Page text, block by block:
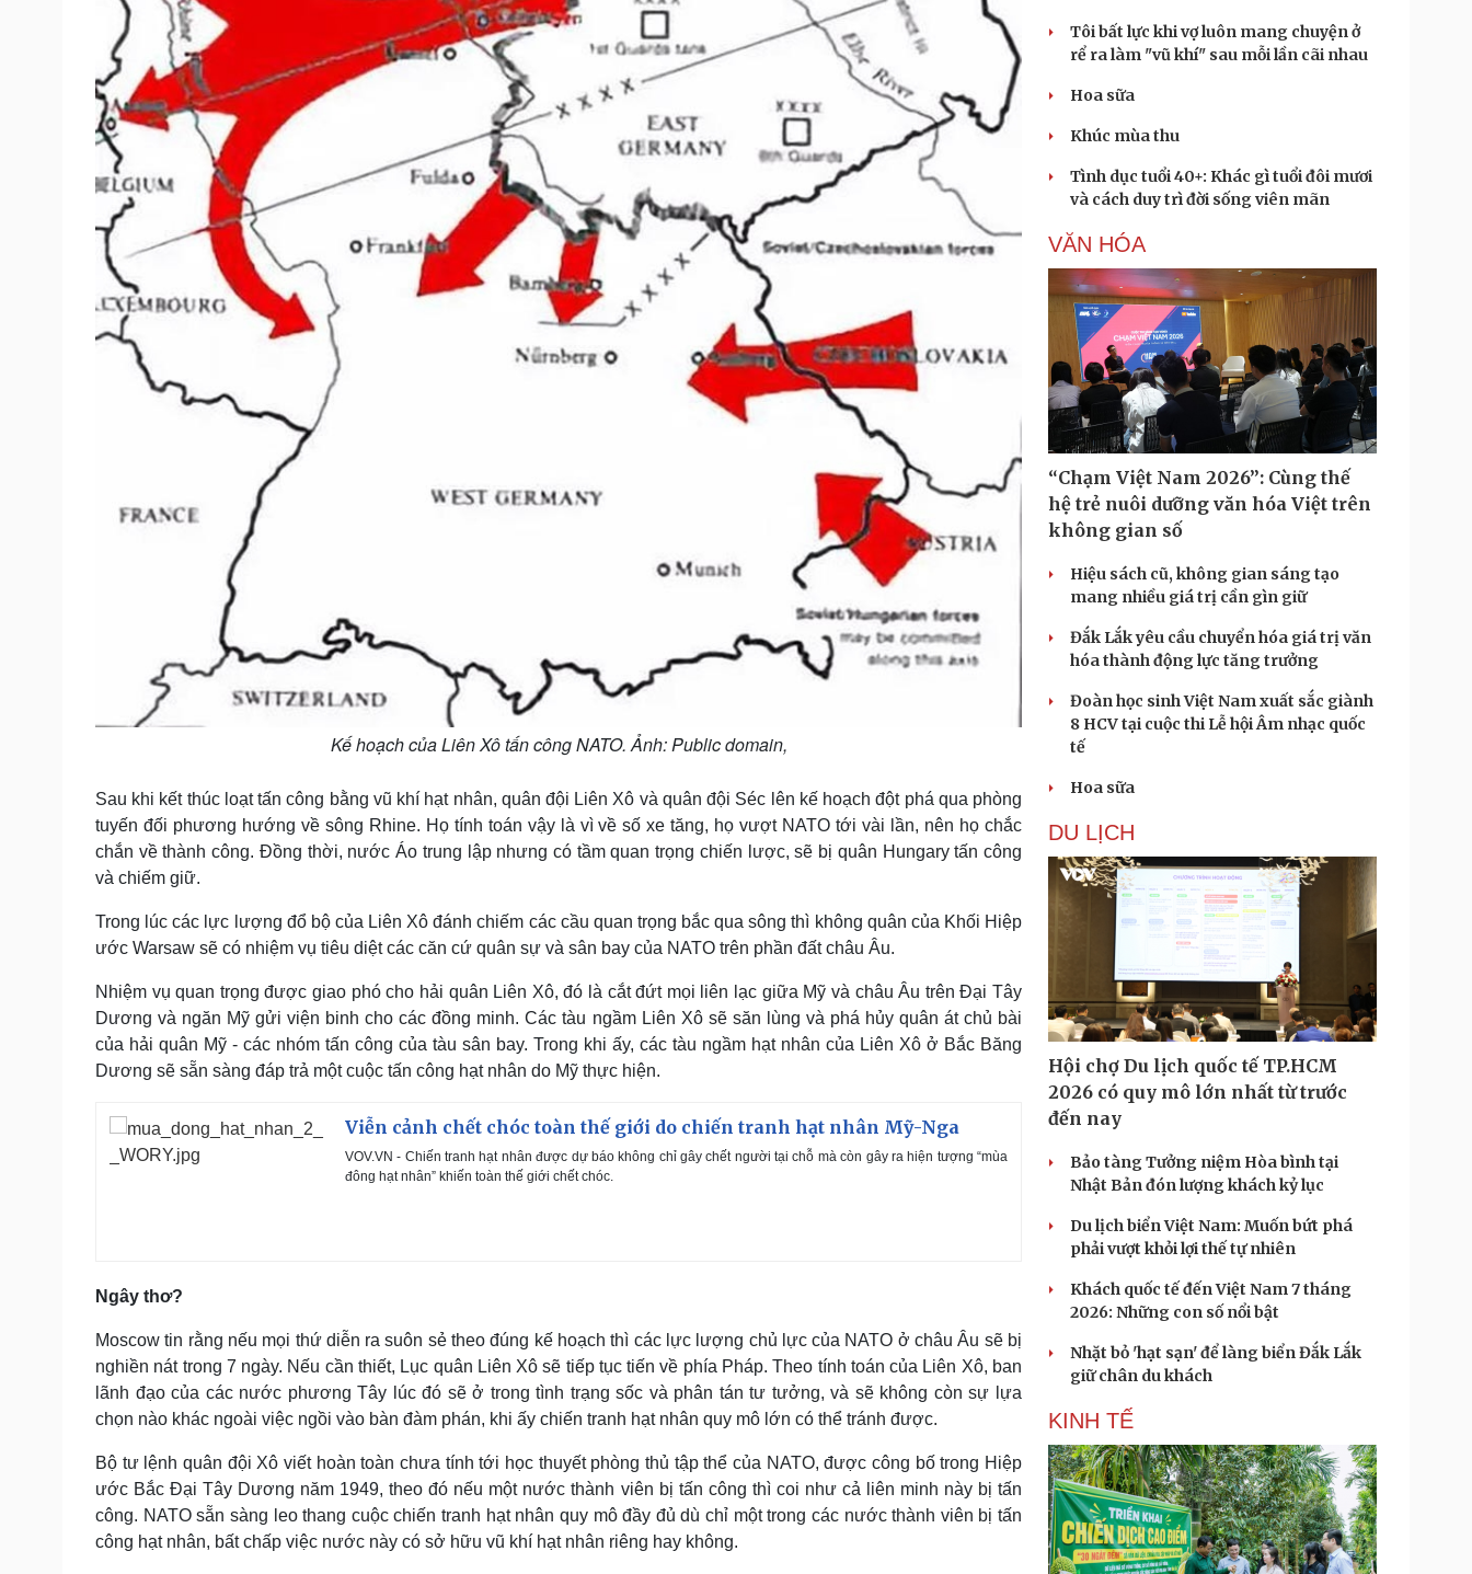
Kế hoạch của Liên Xô tấn công NATO. Ảnh: Public domain,
Sau khi kết thúc loạt tấn công bằng vũ khí hạt nhân, quân đội Liên Xô và quân đội Séc lên kế hoạch đột phá qua phòng
tuyến đối phương hướng về sông Rhine. Họ tính toán vậy là vì về số xe tăng, họ vượt NATO tới vài lần, nên họ chắc
chắn về thành công. Đồng thời, nước Áo trung lập nhưng có tầm quan trọng chiến lược, sẽ bị quân Hungary tấn công
và chiếm giữ.
Trong lúc các lực lượng đổ bộ của Liên Xô đánh chiếm các cầu quan trọng bắc qua sông thì không quân của Khối Hiệp
ước Warsaw sẽ có nhiệm vụ tiêu diệt các căn cứ quân sự và sân bay của NATO trên phần đất châu Âu.
Nhiệm vụ quan trọng được giao phó cho hải quân Liên Xô, đó là cắt đứt mọi liên lạc giữa Mỹ và châu Âu trên Đại Tây
Dương và ngăn Mỹ gửi viện binh cho các đồng minh. Các tàu ngầm Liên Xô sẽ săn lùng và phá hủy quân át chủ bài
của hải quân Mỹ - các nhóm tấn công của tàu sân bay. Trong khi ấy, các tàu ngầm hạt nhân của Liên Xô ở Bắc Băng
Dương sẽ sẵn sàng đáp trả một cuộc tấn công hạt nhân do Mỹ thực hiện.
Viễn cảnh chết chóc toàn thế giới do chiến tranh hạt nhân Mỹ-Nga
VOV.VN - Chiến tranh hạt nhân được dự báo không chỉ gây chết người tại chỗ mà còn gây ra hiện tượng “mùa
đông hạt nhân” khiến toàn thế giới chết chóc.
Ngây thơ?
Moscow tin rằng nếu mọi thứ diễn ra suôn sẻ theo đúng kế hoạch thì các lực lượng chủ lực của NATO ở châu Âu sẽ bị
nghiền nát trong 7 ngày. Nếu cần thiết, Lục quân Liên Xô sẽ tiếp tục tiến về phía Pháp. Theo tính toán của Liên Xô, ban
lãnh đạo của các nước phương Tây lúc đó sẽ ở trong tình trạng sốc và phân tán tư tưởng, và sẽ không còn sự lựa
chọn nào khác ngoài việc ngồi vào bàn đàm phán, khi ấy chiến tranh hạt nhân quy mô lớn có thể tránh được.
Bộ tư lệnh quân đội Xô viết hoàn toàn chưa tính tới học thuyết phòng thủ tập thể của NATO, được công bố trong Hiệp
ước Bắc Đại Tây Dương năm 1949, theo đó nếu một nước thành viên bị tấn công thì coi như cả liên minh này bị tấn
công. NATO sẵn sàng leo thang cuộc chiến tranh hạt nhân quy mô đầy đủ dù chỉ một trong các nước thành viên bị tấn
công hạt nhân, bất chấp việc nước này có sở hữu vũ khí hạt nhân riêng hay không.
Tôi bất lực khi vợ luôn mang chuyện ở
rể ra làm "vũ khí" sau mỗi lần cãi nhau
Hoa sữa
Khúc mùa thu
Tình dục tuổi 40+: Khác gì tuổi đôi mươi
và cách duy trì đời sống viên mãn
VĂN HÓA
“Chạm Việt Nam 2026”: Cùng thế
hệ trẻ nuôi dưỡng văn hóa Việt trên
không gian số
Hiệu sách cũ, không gian sáng tạo
mang nhiều giá trị cần gìn giữ
Đắk Lắk yêu cầu chuyển hóa giá trị văn
hóa thành động lực tăng trưởng
Đoàn học sinh Việt Nam xuất sắc giành
8 HCV tại cuộc thi Lễ hội Âm nhạc quốc
tế
Hoa sữa
DU LỊCH
Hội chợ Du lịch quốc tế TP.HCM
2026 có quy mô lớn nhất từ trước
đến nay
Bảo tàng Tưởng niệm Hòa bình tại
Nhật Bản đón lượng khách kỷ lục
Du lịch biển Việt Nam: Muốn bứt phá
phải vượt khỏi lợi thế tự nhiên
Khách quốc tế đến Việt Nam 7 tháng
2026: Những con số nổi bật
Nhặt bỏ 'hạt sạn' để làng biển Đắk Lắk
giữ chân du khách
KINH TẾ